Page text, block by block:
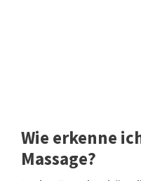
Wie erkenne
Massage?